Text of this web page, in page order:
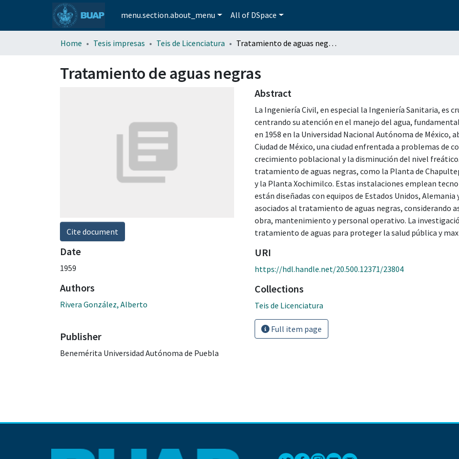
menu.section.about_menu All of DSpace
Home Tesis impresas Teis de Licenciatura Tratamiento de aguas negras
Tratamiento de aguas negras
Cite document
Date
1959
Authors
Rivera González, Alberto
Publisher
Benemérita Universidad Autónoma de Puebla
Abstract
La Ingeniería Civil, en especial la Ingeniería Sanitaria, es
centrando su atención en el manejo del agua,
en 1958 en la Universidad Nacional Autónoma de México,
Ciudad de México, una ciudad enfrentada a problemas de
crecimiento poblacional y la disminución del nivel
tratamiento de aguas negras, como la Planta de
y la Planta Xochimilco. Estas instalaciones emplean
están diseñadas con equipos de Estados Unidos,
asociados al tratamiento de aguas negras, considerando
obra, mantenimiento y personal operativo. La
tratamiento de aguas para proteger la salud pública y
URI
https://hdl.handle.net/20.500.12371/23804
Collections
Teis de Licenciatura
Full item page